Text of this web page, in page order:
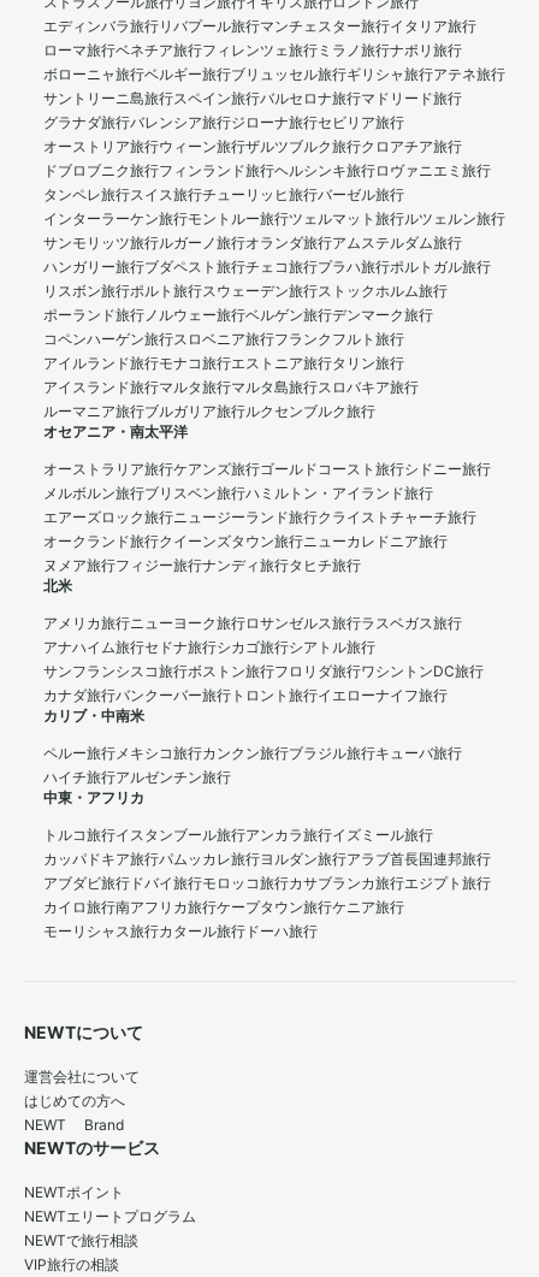
エディンバラ旅行リバプール旅行マンチェスター旅行イタリア旅行
ローマ旅行ベネチア旅行フィレンツェ旅行 ミラノ旅行ナポリ旅行
ボローニャ旅行ベルギー旅行ブリュッセル旅行ギリシャ旅行アテネ旅行
サントリーニ島旅行スペイン旅行バルセロナ旅行マドリード旅行
グラナダ旅行バレンシア旅行ジローナ旅行セビリア旅行
オーストリア旅行ウィーン旅行ザルツブルク旅行クロアチア旅行
ドブロブニク旅行フィンランド旅行ヘルシンキ旅行ロヴァニエミ旅行
タンペレ旅行スイス旅行チューリッヒ旅行バーゼル旅行
インターラーケン旅行モントルー旅行ツェルマット旅行ルツェルン旅行
サンモリッツ旅行ルガーノ旅行オランダ旅行アムステルダム旅行
ハンガリー旅行ブダペスト旅行チェコ旅行プラハ旅行ポルトガル旅行
リスボン旅行ポルト旅行スウェーデン旅行ストックホルム旅行
ポーランド旅行ノルウェー旅行ベルゲン旅行デンマーク旅行
コペンハーゲン旅行スロベニア旅行フランクフルト旅行
アイルランド旅行モナコ旅行エストニア旅行タリン旅行
アイスランド旅行マルタ旅行マルタ島旅行スロバキア旅行
ルーマニア旅行ブルガリア旅行ルクセンブルク旅行
オセアニア・南太平洋
オーストラリア旅行ケアンズ旅行ゴールドコースト旅行シドニー旅行
メルボルン旅行ブリスベン旅行ハミルトン・アイランド旅行
エアーズロック旅行ニュージーランド旅行クライストチャーチ旅行
オークランド旅行クイーンズタウン旅行ニューカレドニア旅行
ヌメア旅行フィジー旅行ナンディ旅行タヒチ旅行
北米
アメリカ旅行ニューヨーク旅行ロサンゼルス旅行ラスベガス旅行
アナハイム旅行セドナ旅行シカゴ旅行シアトル旅行
サンフランシスコ旅行ボストン旅行フロリダ旅行ワシントンDC旅行
カナダ旅行バンクーバー旅行 トロント旅行イエローナイフ旅行
カリブ・中南米
ペルー旅行メキシコ旅行カンクン旅行ブラジル旅行キューバ旅行
ハイチ旅行アルゼンチン旅行
中東・アフリカ
トルコ旅行イスタンブール旅行アンカラ旅行イズミール旅行
カッパドキア旅行パムッカレ旅行ヨルダン旅行アラブ首長国連邦旅行
アブダビ旅行 ドバイ旅行モロッコ旅行カサブランカ旅行エジプト旅行
カイロ旅行南アフリカ旅行ケープタウン旅行ケニア旅行
モーリシャス旅行カタール旅行 ドーハ旅行
NEWTについて
運営会社について
はじめての方へ
NEWT Brand
NEWTのサービス
NEWTポイント
NEWTエリートプログラム
NEWTで旅行相談
VIP旅行の相談